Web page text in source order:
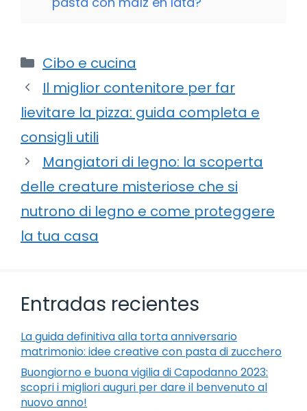
Categorie
Cibo e cucina
Il miglior contenitore per far
lievitare la pizza: guida completa e
consigli utili
Mangiatori di legno: la scoperta
delle creature misteriose che si
nutrono di legno e come proteggere
la tua casa
Entradas recientes
La guida definitiva alla torta anniversario
matrimonio: idee creative con pasta di zucchero
Buongiorno e buona vigilia di Capodanno 2023:
scopri i migliori auguri per dare il benvenuto al
nuovo anno!